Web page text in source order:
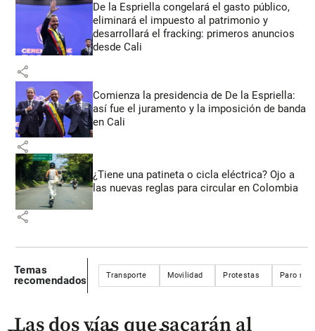
De la Espriella congelará el gasto público,
eliminará el impuesto al patrimonio y
desarrollará el fracking: primeros anuncios
desde Cali
share
Comienza la presidencia de De la Espriella:
así fue el juramento y la imposición de banda
en Cali
share
¿Tiene una patineta o cicla eléctrica? Ojo a
las nuevas reglas para circular en Colombia
share
Temas
recomendados
Transporte Movilidad Protestas Paro
Las dos vías que sacarán al